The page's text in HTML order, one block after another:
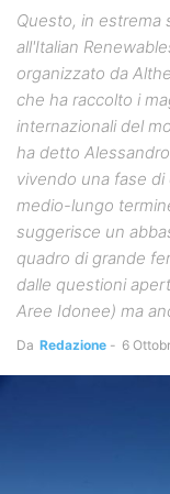
Questo, in estrema
all'Italian
organizzato da
che ha raccolto i
internazionali del
ha detto
vivendo una fase
medio-lungo
suggerisce un
quadro di grande
dalle questioni
Aree Idonee) ma
Da Redazione - 6